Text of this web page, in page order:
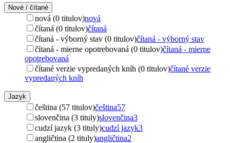
Nové / čítané
nová (0 titulov)nová
čítaná (0 titulov)čítaná
čítaná - výborný stav (0 titulov)čítaná - výborný stav
čítaná - mierne opotrebovaná (0 titulov)čítaná - mierne
opotrebovaná
čítané verzie vypredaných kníh (0 titulov)čítané verzie
vypredaných kníh
Jazyk
čeština (57 titulov)čeština57
slovenčina (3 tituly)slovenčina3
cudzí jazyk (3 tituly)cudzí jazyk3
angličtina (2 tituly)angličtina2